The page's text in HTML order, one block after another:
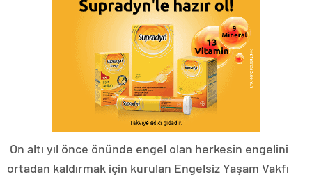
On altı yıl önce önünde engel olan herkesin engelini
ortadan kaldırmak için kurulan Engelsiz Yaşam Vakfı